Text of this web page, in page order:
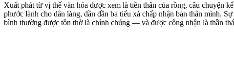
Xuất phát từ vị thế văn hóa được xem là tiền thân của rồng, câu chuyện
phước lành cho dân làng, dần dần ba tiểu xà chấp nhận bản thân mình.
bình thường được tôn thờ là chính chúng — và được công nhận là thần